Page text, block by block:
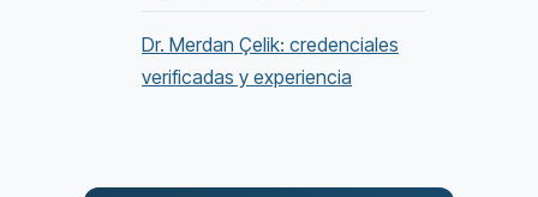
Dr. Merdan Çelik: credenciales
verificadas y experiencia